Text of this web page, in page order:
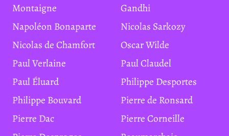
Montaigne
Gandhi
Napoléon Bonaparte
Nicolas Sarkozy
Nicolas de Chamfort
Oscar Wilde
Paul Verlaine
Paul Claudel
Paul Éluard
Philippe Desportes
Philippe Bouvard
Pierre de Ronsard
Pierre Dac
Pierre Corneille